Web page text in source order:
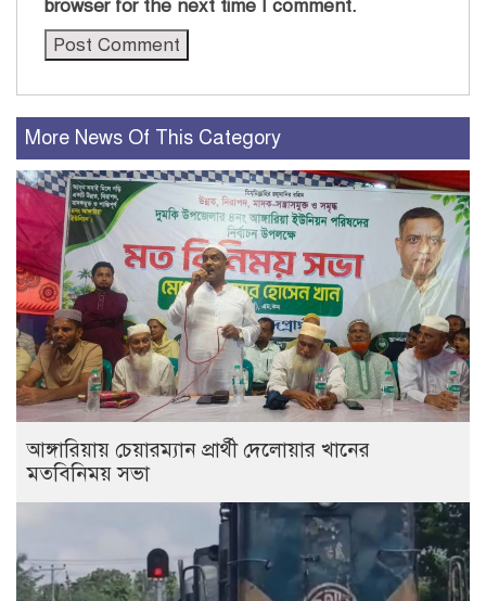
browser for the next time I comment.
More News Of This Category
আঙ্গারিয়ায় চেয়ারম্যান প্রার্থী দেলোয়ার খানের
মতবিনিময় সভা